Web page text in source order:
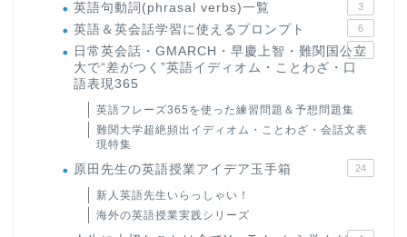
英語句動詞(phrasal verbs)一覧 3
英語＆英会話学習に使えるプロンプト 6
日常英会話・GMARCH・早慶上智・難関国公立
大で“差がつく”英語イディオム・ことわざ・口
語表現365
22
英語フレーズ365を使った練習問題＆予想問題集
難関大学超絶頻出イディオム・ことわざ・会話文表
現特集
原田先生の英語授業アイデア玉手箱 24
新人英語先生いらっしゃい！
海外の英語授業実践シリーズ